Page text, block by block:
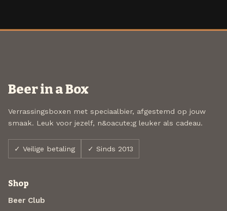
Beer in a Box
Verrassingsboxen met speciaalbier, afgestemd op jouw
smaak. Leuk voor jezelf, n&oacute;g leuker als cadeau.
✓ Veilige betaling ✓ Sinds 2013
Shop
Beer Club